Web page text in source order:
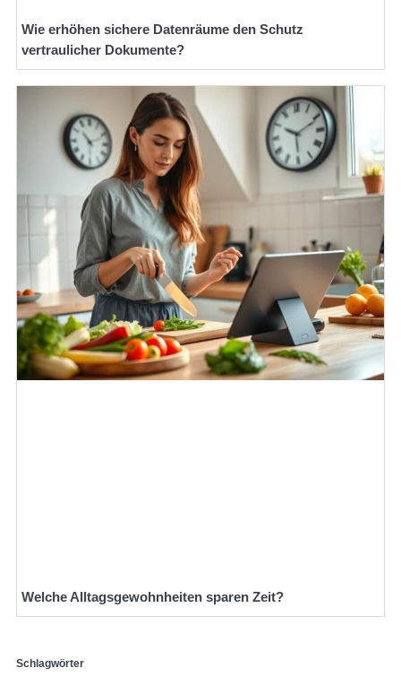
Wie erhöhen sichere Datenräume den Schutz
vertraulicher Dokumente?
Welche Alltagsgewohnheiten sparen Zeit?
Schlagwörter